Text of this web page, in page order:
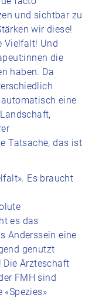
und sichtbar zu
wir diese!
Vielfalt! Und
die
haben. Da
eine
Tatsache, das ist
Es braucht
es das
Anderssein eine
genutzt
Die Ärzteschaft
FMH sind